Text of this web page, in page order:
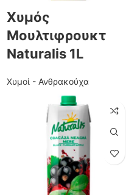
Χυμός
Μουλτιφρουκτ
Naturalis 1L
Χυμοί - Ανθρακούχα